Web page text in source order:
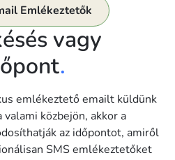
Emlékeztetők
vagy
.
emlékeztető emailt küldünk
közbejön, akkor a
az időpontot, amiről
SMS emlékeztetőket